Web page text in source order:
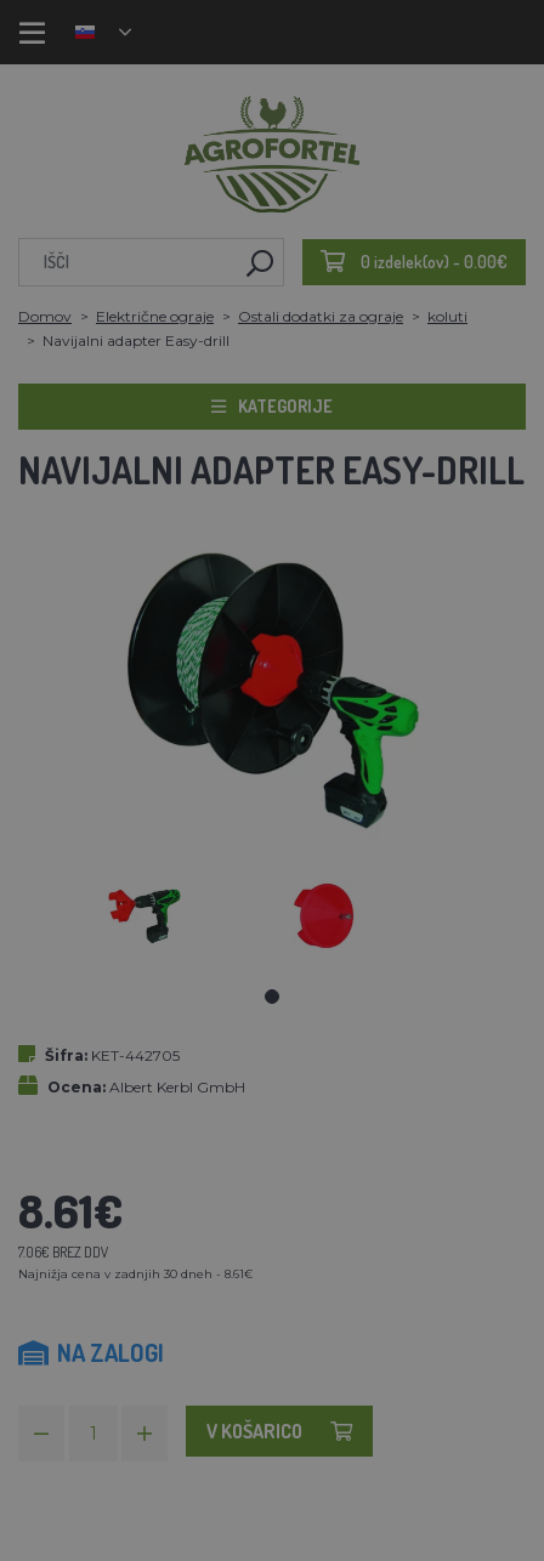
0 izdelek(ov) - 0.00€
Domov Električne ograje Ostali dodatki za ograje
koluti
Navijalni adapter Easy-drill
KATEGORIJE
NAVIJALNI ADAPTER EASY-DRILL
Šifra: KET-442705
Ocena: Albert Kerbl GmbH
8.61€
7.06€ BREZ DDV
Najnižja cena v zadnjih 30 dneh - 8.61€
NA ZALOGI
V KOŠARICO